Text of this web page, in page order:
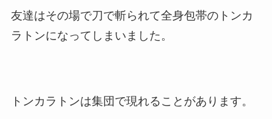
友達はその場で刀で斬られて全身包帯のトンカ
ラトンになってしまいました。
トンカラトンは集団で現れることがあります。